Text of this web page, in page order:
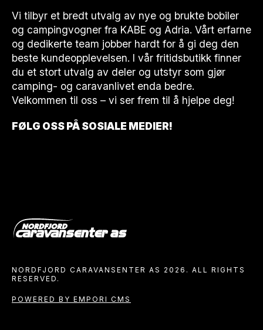
Vi tilbyr et bredt utvalg av nye og brukte bobiler
og campingvogner fra KABE og Adria. Vårt erfarne
og dedikerte team jobber hardt for å gi deg den
beste kundeopplevelsen. I vår fritidsbutikk finner
du et stort utvalg av deler og utstyr som gjør
camping- og caravanlivet enda bedre.
Velkommen til oss – vi ser frem til å hjelpe deg!
FØLG OSS PÅ SOSIALE MEDIER!
NORDFJORD CARAVANSENTER AS 2026. ALL RIGHTS
RESERVED.
POWERED BY EMPORI CMS